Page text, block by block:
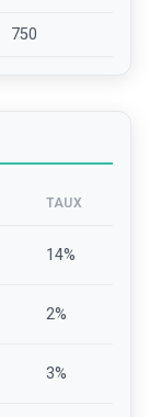
750
TAUX
14%
2%
3%